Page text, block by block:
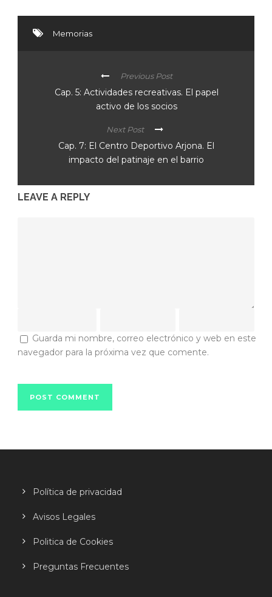
Memorias
Previous Post
Cap. 5: Actividades recreativas. El papel
activo de los socios
Next Post
Cap. 7: El Centro Deportivo Arjona. El
impacto del patinaje en el barrio
LEAVE A REPLY
Guarda mi nombre, correo electrónico y web en este
navegador para la próxima vez que comente.
Política de privacidad
Avisos Legales
Politica de Cookies
Preguntas Frecuentes